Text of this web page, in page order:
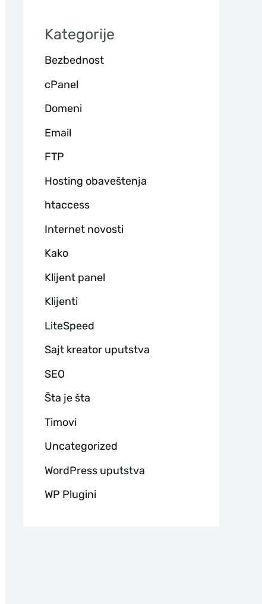
г
а
Kategorije
Bezbednost
cPanel
Domeni
Email
FTP
Hosting obaveštenja
htaccess
Internet novosti
Kako
Klijent panel
Klijenti
LiteSpeed
Sajt kreator uputstva
SEO
Šta je šta
Timovi
Uncategorized
WordPress uputstva
WP Plugini